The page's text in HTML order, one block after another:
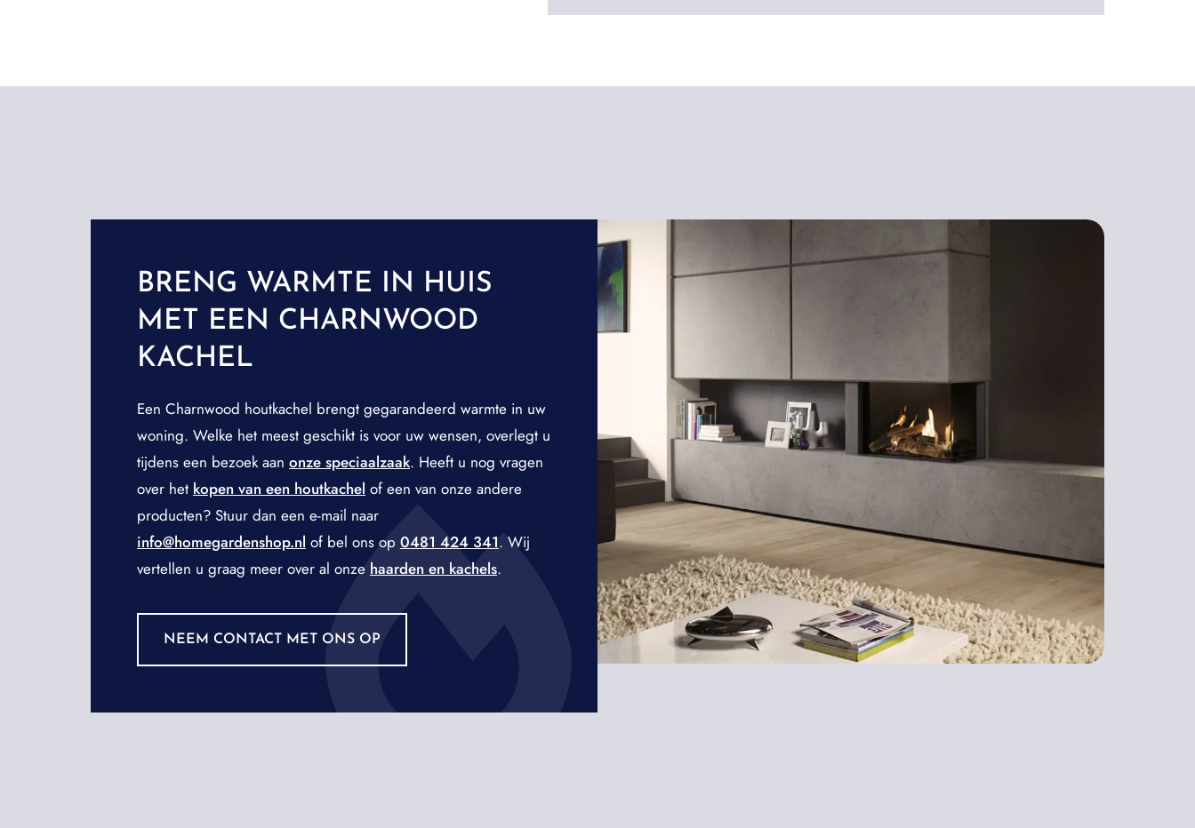
BRENG WARMTE IN HUIS
MET EEN CHARNWOOD
KACHEL
Een Charnwood houtkachel brengt gegarandeerd warmte in uw
woning. Welke het meest geschikt is voor uw wensen, overlegt u
tijdens een bezoek aan onze speciaalzaak. Heeft u nog vragen
over het kopen van een houtkachel of een van onze andere
producten? Stuur dan een e-mail naar
info@homegardenshop.nl of bel ons op 0481 424 341. Wij
vertellen u graag meer over al onze haarden en kachels.
NEEM CONTACT MET ONS OP